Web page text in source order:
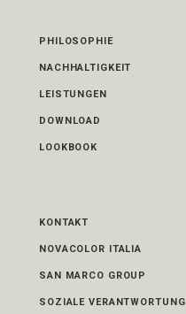
PHILOSOPHIE
NACHHALTIGKEIT
LEISTUNGEN
DOWNLOAD
LOOKBOOK
KONTAKT
NOVACOLOR ITALIA
SAN MARCO GROUP
SOZIALE VERANTWORTUNG